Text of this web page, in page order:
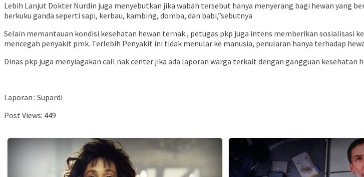
Lebih Lanjut Dokter Nurdin juga menyebutkan jika wabah tersebut hanya menyerang bagi hewan yang
berkuku ganda seperti sapi, kerbau, kambing, domba, dan babi,”sebutnya
Selain memantauan kondisi kesehatan hewan ternak , petugas pkp juga intens memberikan sosialisasi
mencegah penyakit pmk. Terlebih Penyakit ini tidak menular ke manusia, penularan hanya terhadap
Dinas pkp juga menyiagakan call nak center jika ada laporan warga terkait dengan gangguan kesehatan
Laporan : Supardi
Post Views: 449